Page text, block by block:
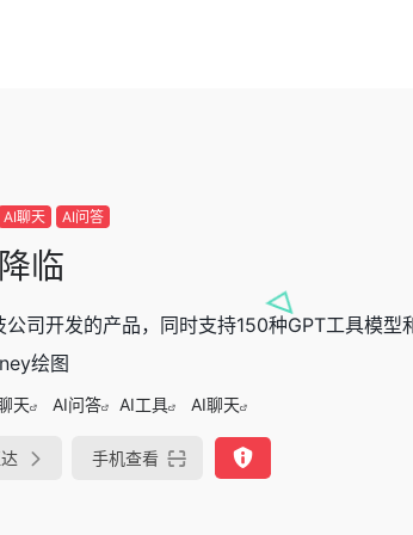
AI聊天 AI问答
临
公司开发的产品，同时支持150种GPT工具模型
绘图
天 AI问答 AI工具 AI聊天
手机查看